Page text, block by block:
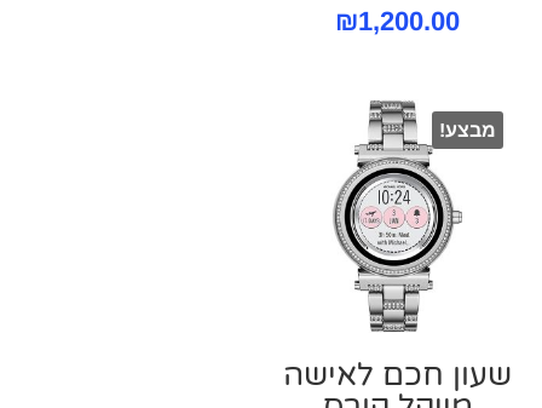
₪1,200.00
מבצע!
שעון חכם לאישה